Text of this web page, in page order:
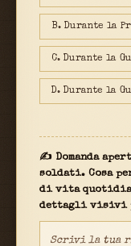
B. Durante la
C. Durante la
D. Durante la
✍ Domanda
soldati. Cosa
di vita
dettagli visivi